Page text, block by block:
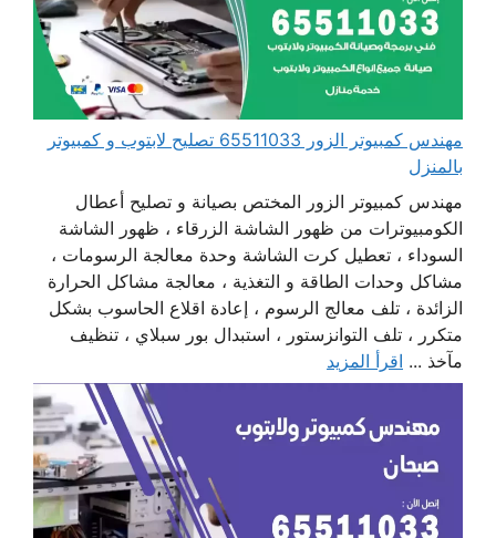
مهندس كمبيوتر الزور 65511033 تصليح لابتوب و كمبيوتر
بالمنزل
مهندس كمبيوتر الزور المختص بصيانة و تصليح أعطال
الكومبيوترات من ظهور الشاشة الزرقاء ، ظهور الشاشة
السوداء ، تعطيل كرت الشاشة وحدة معالجة الرسومات ،
مشاكل وحدات الطاقة و التغذية ، معالجة مشاكل الحرارة
الزائدة ، تلف معالج الرسوم ، إعادة اقلاع الحاسوب بشكل
متكرر ، تلف التوانزستور ، استبدال بور سبلاي ، تنظيف
مآخذ ... اقرأ المزيد